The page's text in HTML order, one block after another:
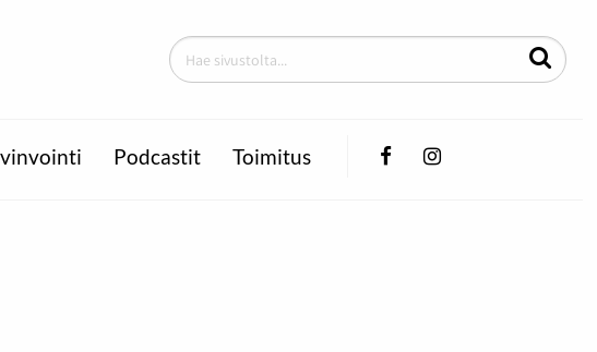
Podcastit Toimitus FacebookInstagram